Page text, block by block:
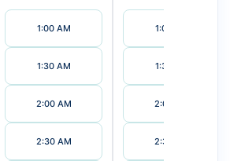
1:00 AM
1:30 AM
2:00 AM
2:30 AM
1:00 AM
1:30 AM
2:00 AM
2:30 AM